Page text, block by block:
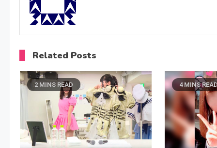
Related Posts
2 MINS READ 4 MINS